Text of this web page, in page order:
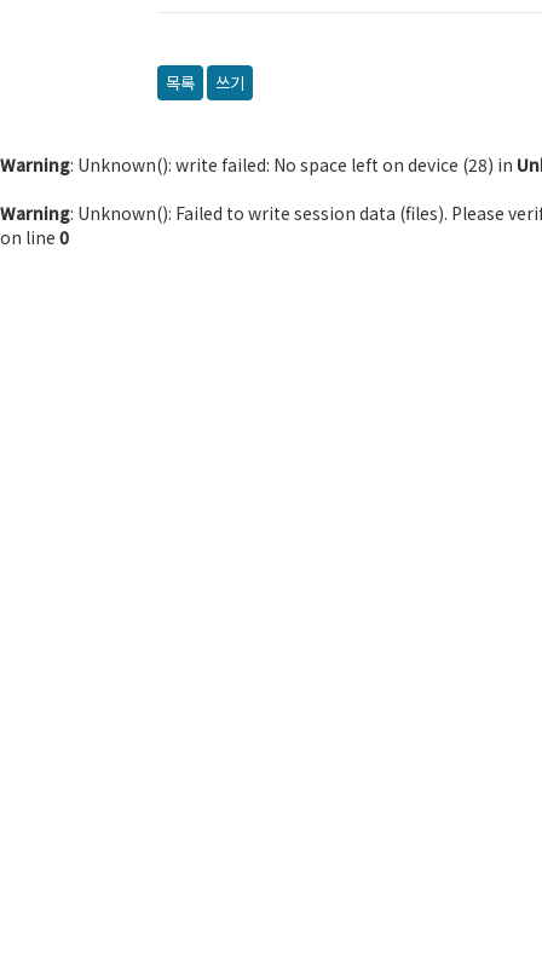
목록 쓰기
Warning: Unknown(): write failed: No space left on device (28) in
Warning: Unknown(): Failed to write session data (files). Please
on line 0